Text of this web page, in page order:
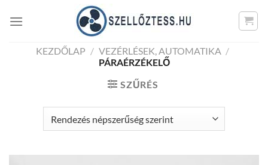
KEZDŐLAP / VEZÉRLÉSEK, AUTOMATIKA /
PÁRAÉRZÉKELŐ
SZŰRÉS